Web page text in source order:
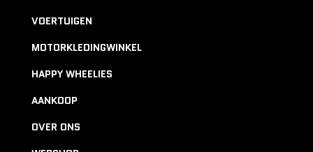
VOERTUIGEN
MOTORKLEDINGWINKEL
HAPPY WHEELIES
AANKOOP
OVER ONS